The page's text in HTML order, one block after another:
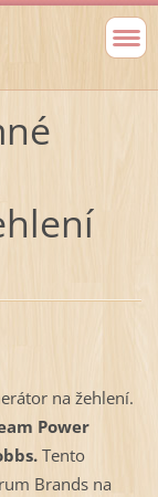
na žehlení.
Power
Tento
Brands na